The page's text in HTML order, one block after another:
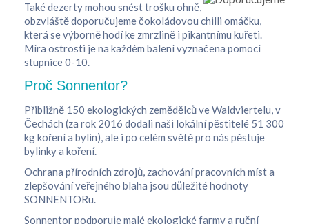
Také dezerty mohou snést trošku ohně,
obzvláště doporučujeme čokoládovou chilli omáčku,
která se výborně hodí ke zmrzlině i pikantnímu kuřeti.
Míra ostrosti je na každém balení vyznačena pomocí
stupnice 0-10.
Proč Sonnentor?
Přibližně 150 ekologických zemědělců ve Waldviertelu, v
Čechách (za rok 2016 dodali naši lokální pěstitelé 51 300
kg koření a bylin), ale i po celém světě pro nás pěstuje
bylinky a koření.
Ochrana přírodních zdrojů, zachování pracovních míst a
zlepšování veřejného blaha jsou důležité hodnoty
SONNENTORu.
Sonnentor podporuje malé ekologické farmy a ruční